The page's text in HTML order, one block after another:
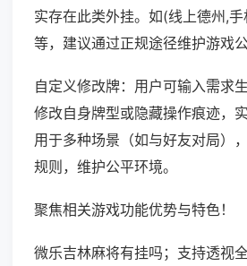
实存在此类外挂。如(线上德州,
等，建议通过正规途径维护游戏公
自定义修改牌：用户可输入需求
修改自身牌型或隐藏操作痕迹，
用于多种场景（如与好友对局）
规则，维护公平环境。
聚焦相关游戏功能优势与特色！
微乐吉林麻将有挂吗；支持透视